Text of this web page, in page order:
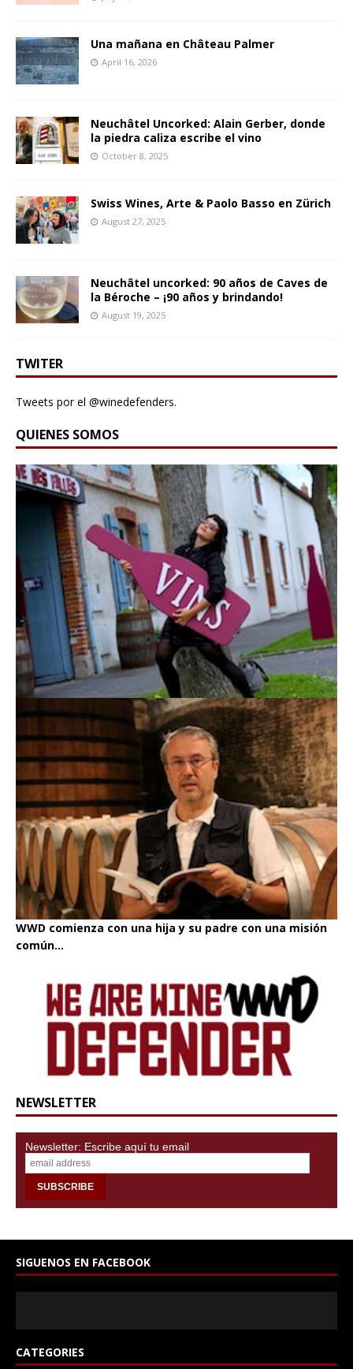
Una mañana en Château Palmer
April 16, 2026
Neuchâtel Uncorked: Alain Gerber, donde
la piedra caliza escribe el vino
October 8, 2025
Swiss Wines, Arte & Paolo Basso en Zürich
August 27, 2025
Neuchâtel uncorked: 90 años de Caves de
la Béroche – ¡90 años y brindando!
August 19, 2025
TWITER
Tweets por el @winedefenders.
QUIENES SOMOS
WWD comienza con una hija y su padre con una misión
común...
NEWSLETTER
Newsletter: Escribe aquí tu email
SIGUENOS EN FACEBOOK
CATEGORIES